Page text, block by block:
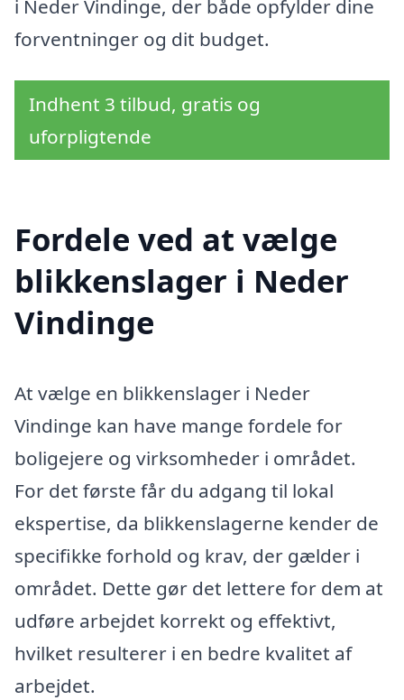
i Neder Vindinge, der både opfylder dine
forventninger og dit budget.
Indhent 3 tilbud, gratis og
uforpligtende
Fordele ved at vælge
blikkenslager i Neder
Vindinge
At vælge en blikkenslager i Neder
Vindinge kan have mange fordele for
boligejere og virksomheder i området.
For det første får du adgang til lokal
ekspertise, da blikkenslagerne kender de
specifikke forhold og krav, der gælder i
området. Dette gør det lettere for dem at
udføre arbejdet korrekt og effektivt,
hvilket resulterer i en bedre kvalitet af
arbejdet.